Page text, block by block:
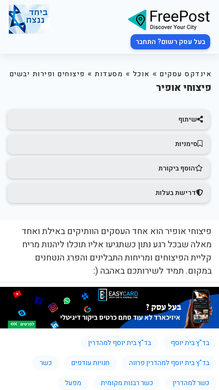
בעל עסק רשום? התחבר
אינדקס עסקים » אוכל » מסעדות » פיצוחים ופירות יבשים
פיצוחי אופיר
שיתוף
סימניות
הוסף ביקורת
דרישת בעלות
פיצוחי אופיר הוא אחד העסקים הוותיקים באילת ואחד
מאלה שבכל רגע נתון כשתגיעו אליו תוכלו ליהנות מריח
קליית הפיצוחים ומריחות התבלינים והפרג הנטחנים
במקום. תמיד לשירותכם באהבה (:
בד"ץ בית יוסף
בד"ץ בית יוסף למהדרין
בד"ץ בית יוסף למהדרין פרווה
חנויות עודפים
כשר
כשר למהדרין
כשר רבנות מקומית
מפעל